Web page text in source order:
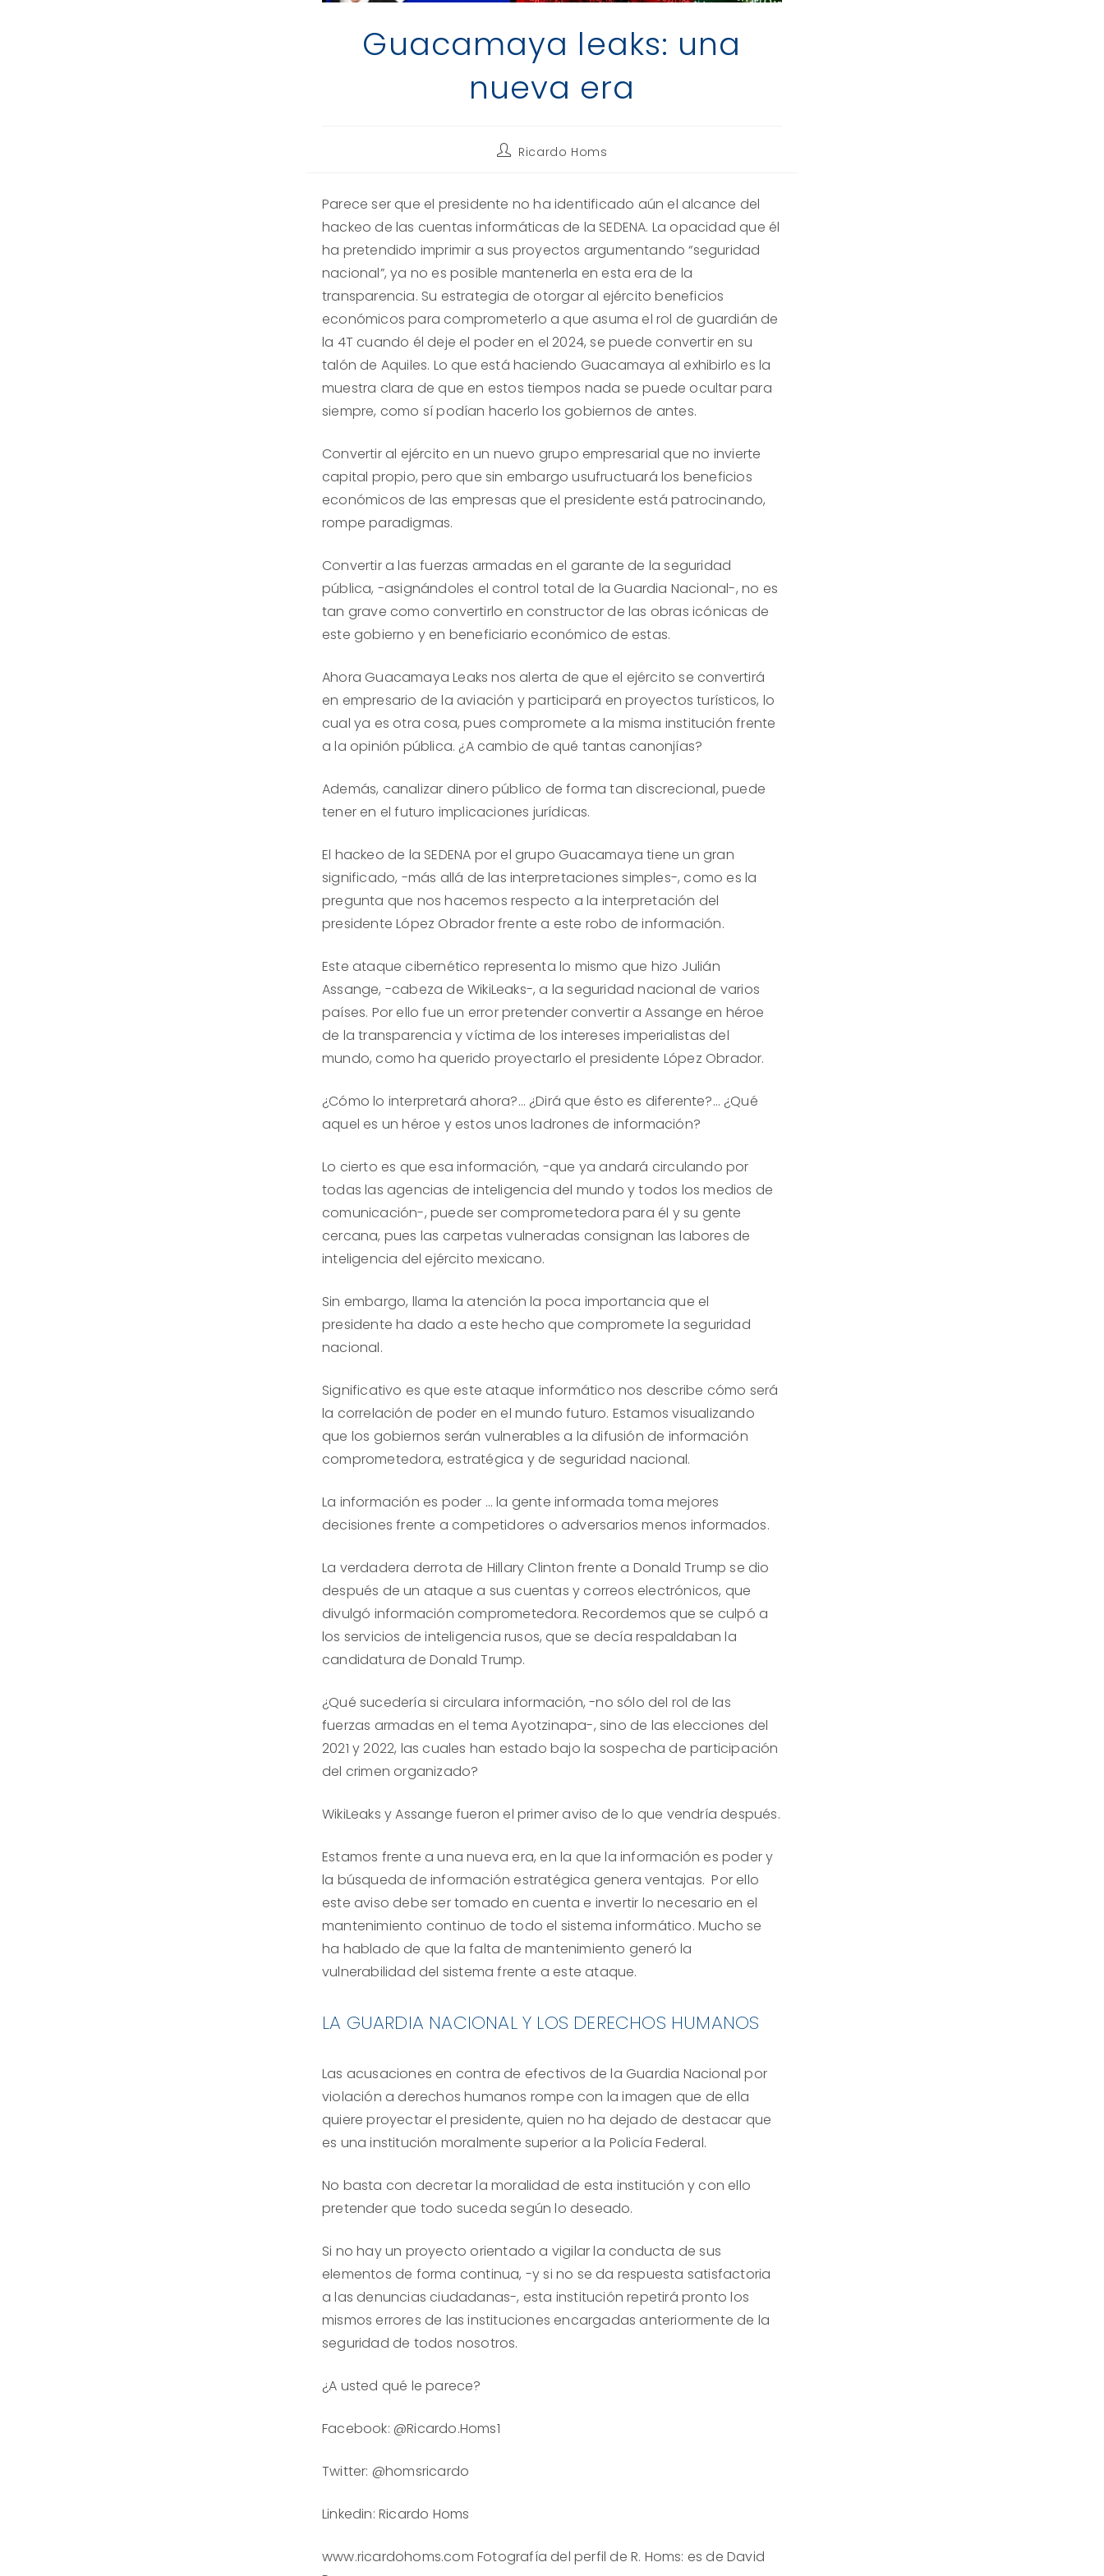
Guacamaya leaks: una
nueva era
Autor
entrada:
Ricardo Homs
Parece ser que el presidente no ha identificado aún el alcance del
hackeo de las cuentas informáticas de la SEDENA. La opacidad que él
ha pretendido imprimir a sus proyectos argumentando “seguridad
nacional”, ya no es posible mantenerla en esta era de la
transparencia. Su estrategia de otorgar al ejército beneficios
económicos para comprometerlo a que asuma el rol de guardián de
la 4T cuando él deje el poder en el 2024, se puede convertir en su
talón de Aquiles. Lo que está haciendo Guacamaya al exhibirlo es la
muestra clara de que en estos tiempos nada se puede ocultar para
siempre, como sí podían hacerlo los gobiernos de antes.
Convertir al ejército en un nuevo grupo empresarial que no invierte
capital propio, pero que sin embargo usufructuará los beneficios
económicos de las empresas que el presidente está patrocinando,
rompe paradigmas.
Convertir a las fuerzas armadas en el garante de la seguridad
pública, -asignándoles el control total de la Guardia Nacional-, no es
tan grave como convertirlo en constructor de las obras icónicas de
este gobierno y en beneficiario económico de estas.
Ahora Guacamaya Leaks nos alerta de que el ejército se convertirá
en empresario de la aviación y participará en proyectos turísticos, lo
cual ya es otra cosa, pues compromete a la misma institución frente
a la opinión pública. ¿A cambio de qué tantas canonjías?
Además, canalizar dinero público de forma tan discrecional, puede
tener en el futuro implicaciones jurídicas.
El hackeo de la SEDENA por el grupo Guacamaya tiene un gran
significado, -más allá de las interpretaciones simples-, como es la
pregunta que nos hacemos respecto a la interpretación del
presidente López Obrador frente a este robo de información.
Este ataque cibernético representa lo mismo que hizo Julián
Assange, -cabeza de WikiLeaks-, a la seguridad nacional de varios
países. Por ello fue un error pretender convertir a Assange en héroe
de la transparencia y víctima de los intereses imperialistas del
mundo, como ha querido proyectarlo el presidente López Obrador.
¿Cómo lo interpretará ahora?… ¿Dirá que ésto es diferente?… ¿Qué
aquel es un héroe y estos unos ladrones de información?
Lo cierto es que esa información, -que ya andará circulando por
todas las agencias de inteligencia del mundo y todos los medios de
comunicación-, puede ser comprometedora para él y su gente
cercana, pues las carpetas vulneradas consignan las labores de
inteligencia del ejército mexicano.
Sin embargo, llama la atención la poca importancia que el
presidente ha dado a este hecho que compromete la seguridad
nacional.
Significativo es que este ataque informático nos describe cómo será
la correlación de poder en el mundo futuro. Estamos visualizando
que los gobiernos serán vulnerables a la difusión de información
comprometedora, estratégica y de seguridad nacional.
La información es poder … la gente informada toma mejores
decisiones frente a competidores o adversarios menos informados.
La verdadera derrota de Hillary Clinton frente a Donald Trump se dio
después de un ataque a sus cuentas y correos electrónicos, que
divulgó información comprometedora. Recordemos que se culpó a
los servicios de inteligencia rusos, que se decía respaldaban la
candidatura de Donald Trump.
¿Qué sucedería si circulara información, -no sólo del rol de las
fuerzas armadas en el tema Ayotzinapa-, sino de las elecciones del
2021 y 2022, las cuales han estado bajo la sospecha de participación
del crimen organizado?
WikiLeaks y Assange fueron el primer aviso de lo que vendría después.
Estamos frente a una nueva era, en la que la información es poder y
la búsqueda de información estratégica genera ventajas. Por ello
este aviso debe ser tomado en cuenta e invertir lo necesario en el
mantenimiento continuo de todo el sistema informático. Mucho se
ha hablado de que la falta de mantenimiento generó la
vulnerabilidad del sistema frente a este ataque.
LA GUARDIA NACIONAL Y LOS DERECHOS HUMANOS
Las acusaciones en contra de efectivos de la Guardia Nacional por
violación a derechos humanos rompe con la imagen que de ella
quiere proyectar el presidente, quien no ha dejado de destacar que
es una institución moralmente superior a la Policía Federal.
No basta con decretar la moralidad de esta institución y con ello
pretender que todo suceda según lo deseado.
Si no hay un proyecto orientado a vigilar la conducta de sus
elementos de forma continua, -y si no se da respuesta satisfactoria
a las denuncias ciudadanas-, esta institución repetirá pronto los
mismos errores de las instituciones encargadas anteriormente de la
seguridad de todos nosotros.
¿A usted qué le parece?
Facebook: @Ricardo.Homs1
Twitter: @homsricardo
Linkedin: Ricardo Homs
www.ricardohoms.com Fotografía del perfil de R. Homs: es de David